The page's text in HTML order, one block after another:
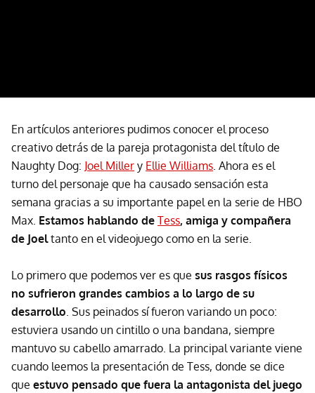
En artículos anteriores pudimos conocer el proceso
creativo detrás de la pareja protagonista del título de
Naughty Dog: Joel Miller y Ellie Williams . Ahora es el
turno del personaje que ha causado sensación esta
semana gracias a su importante papel en la serie de HBO
Max. Estamos hablando de Tess, amiga y compañera
de Joeltanto en el videojuego como en la serie.
Lo primero que podemos ver es que sus rasgos físicos
no sufrieron grandes cambios a lo largo de su
desarrollo . Sus peinados sí fueron variando un poco:
estuviera usando un cintillo o una bandana, siempre
mantuvo su cabello amarrado. La principal variante viene
cuando leemos la presentación de Tess, donde se dice
que estuvo pensado que fuera la antagonista del juego